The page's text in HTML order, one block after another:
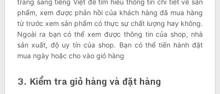
trang sang tiếng Việt để tìm hiểu thông tin chi tiết về sản
phẩm, xem được phản hồi của khách hàng đã mua hàng
từ trước xem sản phẩm có thực sự chất lượng hay không.
Ngoài ra bạn có thể xem được thông tin của shop, nhà
sản xuất, độ uy tín của shop. Bạn có thể tiến hành đặt
mua ngày hoặc cho vào giỏ hàng
3. Kiểm tra giỏ hàng và đặt hàng